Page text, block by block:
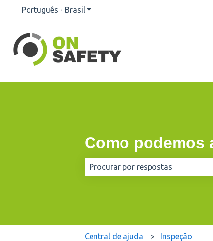
Português - BrasilMostrar submenu para traduções
Como podemos
Central de ajuda Inspeção